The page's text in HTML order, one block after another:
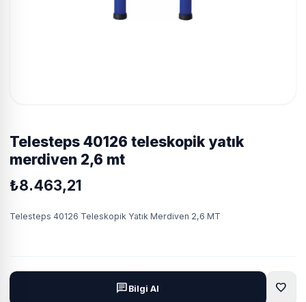
telesteps 40126 teleskopik yatık
merdiven 2,6 mt
₺8.463,21
Telesteps 40126 Teleskopik Yatık Merdiven 2,6 MT
chat Bilgi Al favorite